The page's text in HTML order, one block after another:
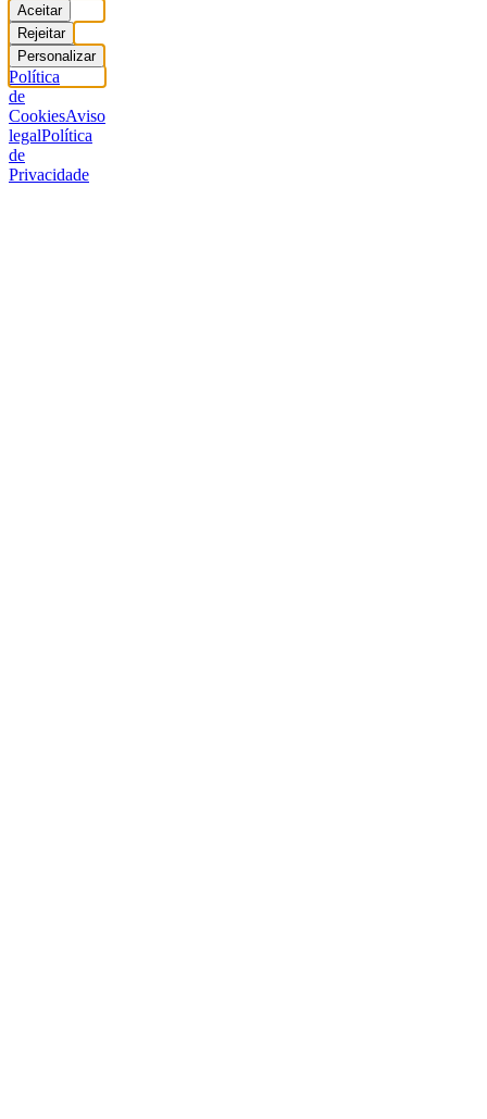
Aceitar
Rejeitar
Personalizar
Política
de
CookiesAviso
legalPolítica
de
Privacidade